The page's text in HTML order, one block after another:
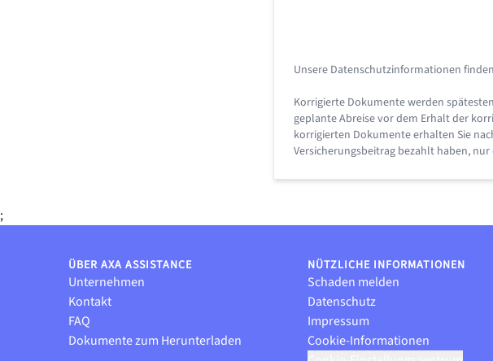
Unsere Datenschutzinformationen
Korrigierte Dokumente werden
geplante Abreise vor dem Erhalt der
korrigierten Dokumente erhalten Sie
Versicherungsbeitrag bezahlt haben,
;
ÜBER AXA ASSISTANCE
Unternehmen
Kontakt
FAQ
Dokumente zum Herunterladen
NÜTZLICHE INFORMATIONEN
Schaden melden
Datenschutz
Impressum
Cookie-Informationen